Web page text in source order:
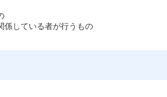
係している者が行うもの